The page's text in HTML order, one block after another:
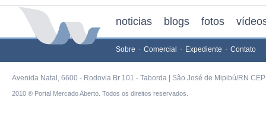
noticias blogs fotos
Sobre Comercial Expediente Contato
Avenida Natal, 6600 - Rodovia Br 101 - Taborda | São José de Mipibú/RN
2010 ® Portal Mercado Aberto. Todos os direitos reservados.